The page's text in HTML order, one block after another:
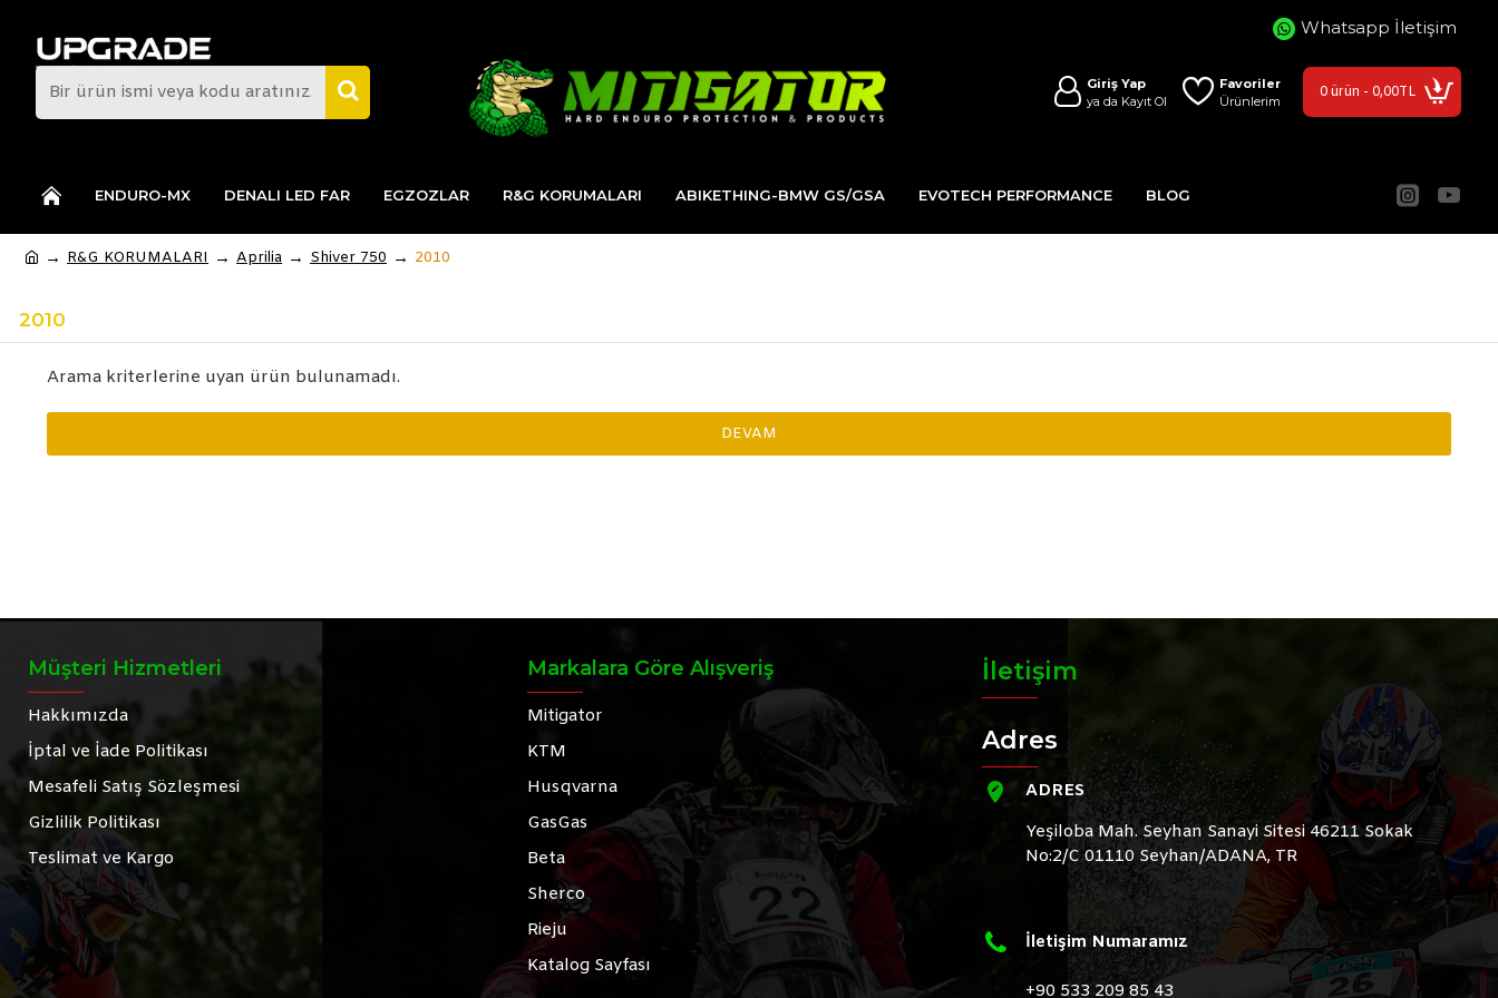
Whatsapp İletişim
Giriş Yap
ya da Kayıt Ol
Favoriler
Ürünlerim
0 ürün - 0,00TL
ENDURO-MX DENALI LED FAR EGZOZLAR R&G KORUMALARI ABIKETHING-BMW GS/GSA EVOTECH PERFORMANCE BLOG
R&G KORUMALARI Aprilia Shiver 750 2010
2010
Arama kriterlerine uyan ürün bulunamadı.
DEVAM
Müşteri Hizmetleri
Hakkımızda
İptal ve İade Politikası
Mesafeli Satış Sözleşmesi
Gizlilik Politikası
Teslimat ve Kargo
Markalara Göre Alışveriş
Mitigator
KTM
Husqvarna
GasGas
Beta
Sherco
Rieju
Katalog Sayfası
İletişim
Adres
ADRES
Yeşiloba Mah. Seyhan Sanayi Sitesi 46211 Sokak
No:2/C 01110 Seyhan/ADANA, TR
İletişim Numaramız
+90 533 209 85 43